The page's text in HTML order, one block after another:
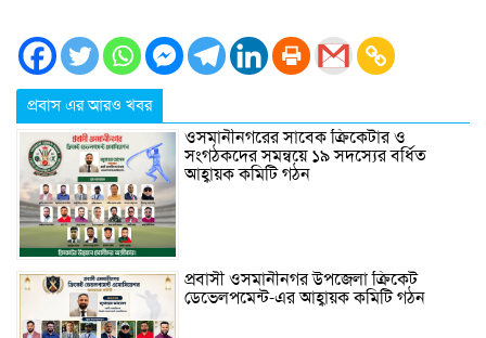
প্রবাস এর আরও খবর
ওসমানীনগরের সাবেক ক্রিকেটার ও
সংগঠকদের সমন্বয়ে ১৯ সদস্যের বর্ধিত
আহ্বায়ক কমিটি গঠন
প্রবাসী ওসমানীনগর উপজেলা ক্রিকেট
ডেভেলপমেন্ট-এর আহ্বায়ক কমিটি গঠন